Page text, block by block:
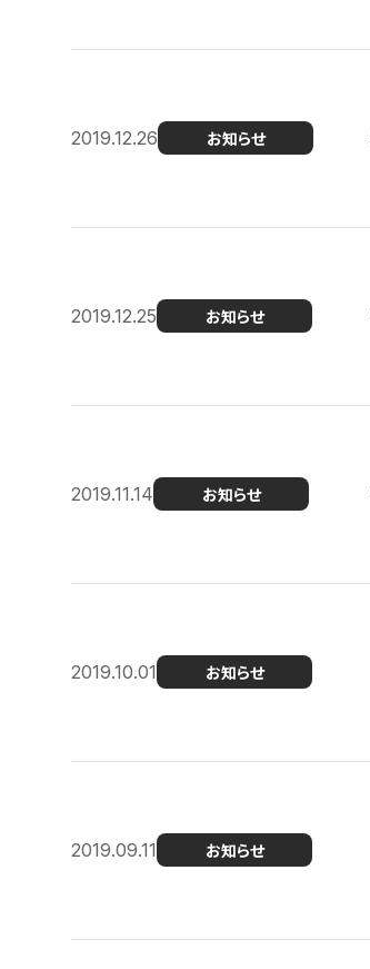
2019.12.26 お知らせ
2019.12.25 お知らせ
2019.11.14 お知らせ
2019.10.01 お知らせ
2019.09.11 お知らせ